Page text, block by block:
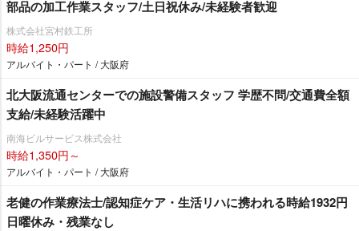
部品の加工作業スタッフ/土日祝休み/未経験者歓迎
株式会社宮村鉄工所
時給1,250円
アルバイト・パート / 大阪府
北大阪流通センターでの施設警備スタッフ 学歴不問/交通費全額
支給/未経験活躍中
南海ビルサービス株式会社
時給1,350円～
アルバイト・パート / 大阪府
老健の作業療法士/認知症ケア・生活リハに携われる時給1932円
日曜休み・残業なし